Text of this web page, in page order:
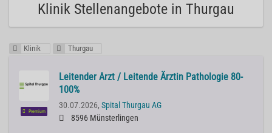
Klinik Stellenangebote in Thurgau
Klinik Thurgau
Premium
Leitender Arzt / Leitende Ärztin Pathologie 80-
100%
30.07.2026, Spital Thurgau AG
8596 Münsterlingen